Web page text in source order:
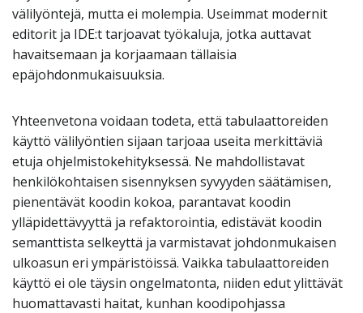
välilyöntejä, mutta ei molempia. Useimmat modernit
editorit ja IDE:t tarjoavat työkaluja, jotka auttavat
havaitsemaan ja korjaamaan tällaisia
epäjohdonmukaisuuksia.
Yhteenvetona voidaan todeta, että tabulaattoreiden
käyttö välilyöntien sijaan tarjoaa useita merkittäviä
etuja ohjelmistokehityksessä. Ne mahdollistavat
henkilökohtaisen sisennyksen syvyyden säätämisen,
pienentävät koodin kokoa, parantavat koodin
ylläpidettävyyttä ja refaktorointia, edistävät koodin
semanttista selkeyttä ja varmistavat johdonmukaisen
ulkoasun eri ympäristöissä. Vaikka tabulaattoreiden
käyttö ei ole täysin ongelmatonta, niiden edut ylittävät
huomattavasti haitat, kunhan koodipohjassa